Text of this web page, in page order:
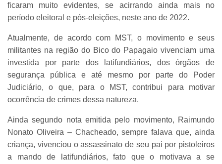
ficaram muito evidentes, se acirrando ainda mais no
período eleitoral e pós-eleições, neste ano de 2022.
Atualmente, de acordo com MST, o movimento e seus
militantes na região do Bico do Papagaio vivenciam uma
investida por parte dos latifundiários, dos órgãos de
segurança pública e até mesmo por parte do Poder
Judiciário, o que, para o MST, contribui para motivar
ocorrência de crimes dessa natureza.
Ainda segundo nota emitida pelo movimento, Raimundo
Nonato Oliveira – Chacheado, sempre falava que, ainda
criança, vivenciou o assassinato de seu pai por pistoleiros
a mando de latifundiários, fato que o motivava a se